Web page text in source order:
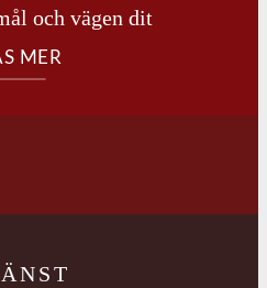
och vägen dit
MER